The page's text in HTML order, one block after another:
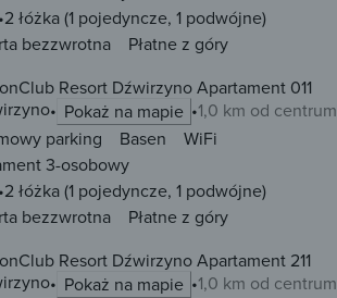
2 łóżka(1 pojedyncze, 1 podwójne)
bezzwrotna
Płatne z góry
Resort Dźwirzyno Apartament 011
Pokaż na mapie 1,0 km od centrum
parking
Basen
WiFi
3-osobowy
2 łóżka(1 pojedyncze, 1 podwójne)
bezzwrotna
Płatne z góry
Resort Dźwirzyno Apartament 211
Pokaż na mapie 1,0 km od centrum